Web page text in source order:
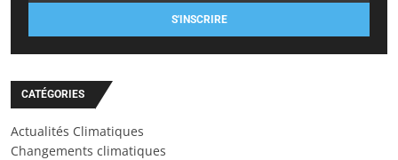
S'INSCRIRE
CATÉGORIES
Actualités Climatiques
Changements climatiques